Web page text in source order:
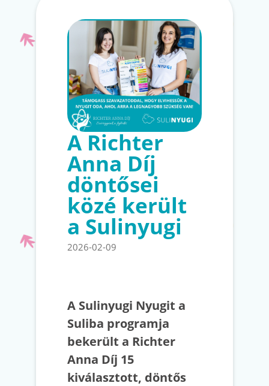
A Richter
Anna Díj
döntősei
közé került
a Sulinyugi
2026-02-09
A Sulinyugi Nyugit a
Suliba programja
bekerült a Richter
Anna Díj 15
kiválasztott, döntős